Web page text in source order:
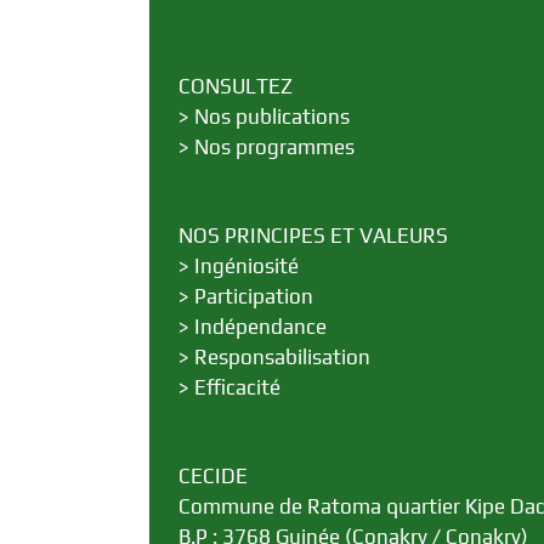
CONSULTEZ
> Nos publications
> Nos programmes
NOS PRINCIPES ET VALEURS
> Ingéniosité
> Participation
> Indépendance
> Responsabilisation
> Efficacité
CECIDE
Commune de Ratoma quartier Kipe
B.P : 3768 Guinée (Conakry / Conakry)